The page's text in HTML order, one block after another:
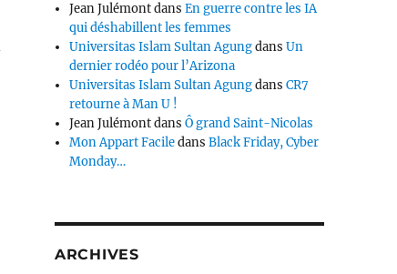
Jean JulémontdansEn guerre contre les IA
qui déshabillent les femmes
Universitas Islam Sultan AgungdansUn
dernier rodéo pour l’Arizona
Universitas Islam Sultan AgungdansCR7
retourne à Man U !
Jean JulémontdansÔ grand Saint-Nicolas
Mon Appart FaciledansBlack Friday, Cyber
Monday…
ARCHIVES